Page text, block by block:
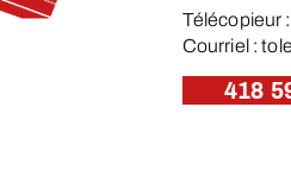
Télécopieur
Courriel :
418